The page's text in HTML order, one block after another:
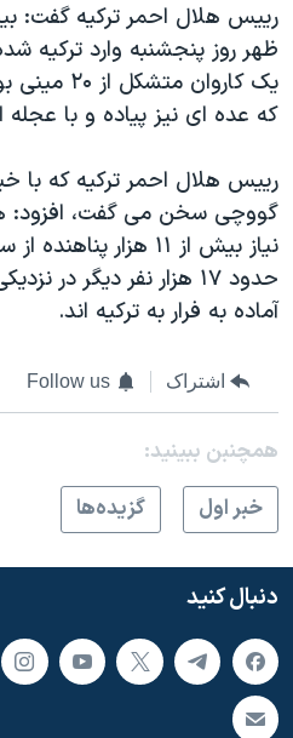
ظهر روز پنجشنبه وارد ترکيه
يک کاروان
که عده ای نيز پياده و با عجله
رييس هلال احمر ترکيه که با
گووچی سخن می گفت، افزود:
نياز بيش از ۱۱ هزار
حدود ۱۷ هزار نفر ديگر
آماده به فرار به ترکيه اند.
اشتراک Follow us
همچنبن ببینید:
خبر اول
گزيده‌ها
دنبال کنید